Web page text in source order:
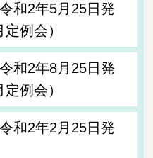
和2年5月25日発
例会）
和2年8月25日発
例会）
和2年2月25日発